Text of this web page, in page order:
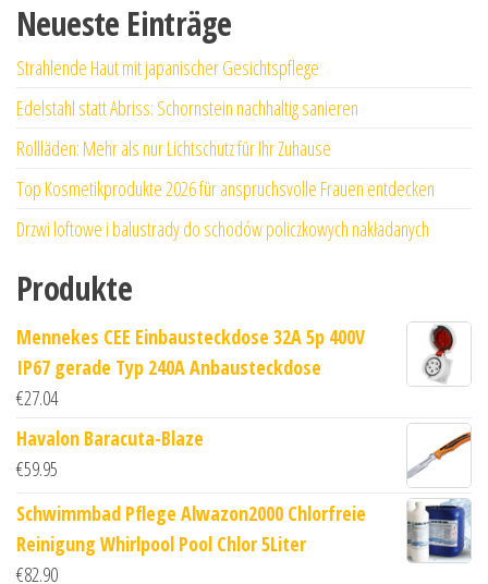
Neueste Einträge
Strahlende Haut mit japanischer Gesichtspflege
Edelstahl statt Abriss: Schornstein nachhaltig sanieren
Rollläden: Mehr als nur Lichtschutz für Ihr Zuhause
Top Kosmetikprodukte 2026 für anspruchsvolle Frauen entdecken
Drzwi loftowe i balustrady do schodów policzkowych nakładanych
Produkte
Mennekes CEE Einbausteckdose 32A 5p 400V
IP67 gerade Typ 240A Anbausteckdose
€27.04
Havalon Baracuta-Blaze
€59.95
Schwimmbad Pflege Alwazon2000 Chlorfreie
Reinigung Whirlpool Pool Chlor 5Liter
€82.90